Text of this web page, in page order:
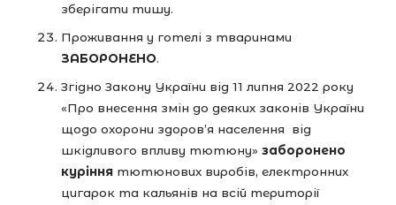
зберігати тишу.
Проживання у готелі з тваринами
ЗАБОРОНЕНО.
Згідно Закону України від 11 липня 2022 року
«Про внесення змін до деяких законів України
щодо охорони здоров’я населення від
шкідливого впливу тютюну»заборонено
куріння тютюнових виробів, електронних
цигарок та кальянів на всій території